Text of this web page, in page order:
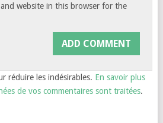
and website in this browser for the
réduire les indésirables. En savoir plus
de vos commentaires sont traitées.